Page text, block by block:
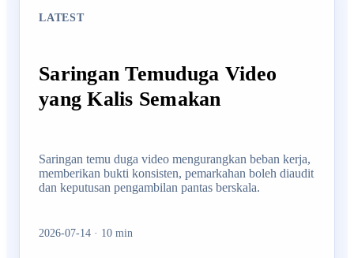
LATEST
Saringan Temuduga Video
yang Kalis Semakan
Saringan temu duga video mengurangkan beban kerja,
memberikan bukti konsisten, pemarkahan boleh diaudit
dan keputusan pengambilan pantas berskala.
2026-07-14 · 10 min